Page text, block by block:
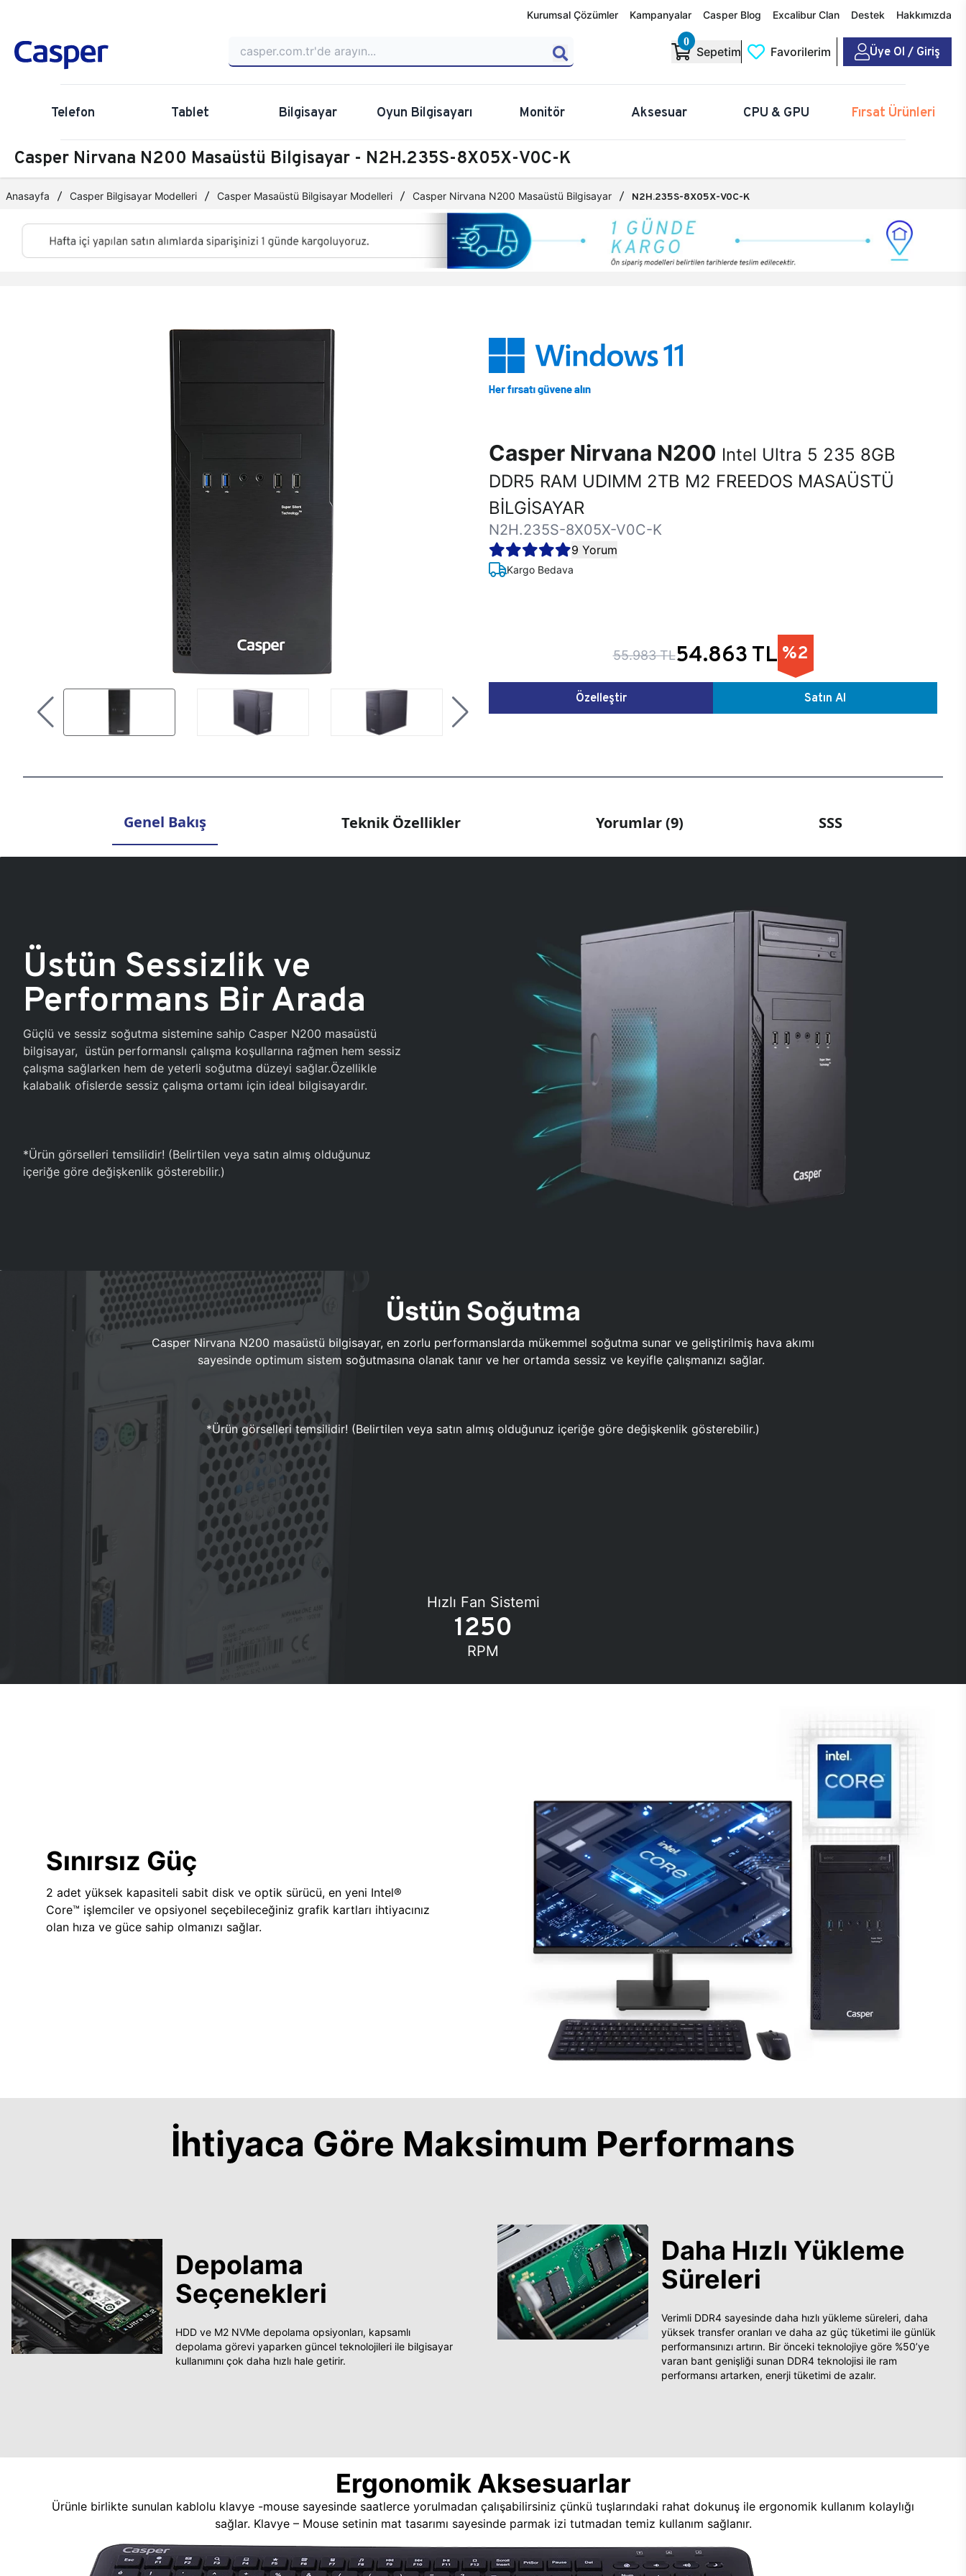
Kurumsal Çözümler Kampanyalar Casper Blog Excalibur Clan Destek Hakkımızda
0
Sepetim Favorilerim Üye Ol / Giriş
Telefon Tablet Bilgisayar Oyun Bilgisayarı Monitör Aksesuar CPU & GPU Fırsat Ürünleri
Casper Nirvana N200 Masaüstü Bilgisayar - N2H.235S-8X05X-V0C-K
Anasayfa Casper Bilgisayar Modelleri Casper Masaüstü Bilgisayar Modelleri Casper Nirvana N200 Masaüstü Bilgisayar N2H.235S-8X05X-V0C-K
Casper Nirvana N200 Intel Ultra 5 235 8GB
DDR5 RAM UDIMM 2TB M2 FREEDOS MASAÜSTÜ
BİLGİSAYAR
N2H.235S-8X05X-V0C-K
9 Yorum
Kargo Bedava
55.983 TL54.863 TL %2
Özelleştir Satın Al
Genel Bakış Teknik Özellikler Yorumlar (9) SSS
Üstün Sessizlik ve
Performans Bir Arada
Güçlü ve sessiz soğutma sistemine sahip Casper N200 masaüstü
bilgisayar, üstün performanslı çalışma koşullarına rağmen hem sessiz
çalışma sağlarken hem de yeterli soğutma düzeyi sağlar.Özellikle
kalabalık ofislerde sessiz çalışma ortamı için ideal bilgisayardır.
*Ürün görselleri temsilidir! (Belirtilen veya satın almış olduğunuz
içeriğe göre değişkenlik gösterebilir.)
Üstün Soğutma
Casper Nirvana N200 masaüstü bilgisayar, en zorlu performanslarda mükemmel soğutma sunar ve geliştirilmiş hava akımı
sayesinde optimum sistem soğutmasına olanak tanır ve her ortamda sessiz ve keyifle çalışmanızı sağlar.
*Ürün görselleri temsilidir! (Belirtilen veya satın almış olduğunuz içeriğe göre değişkenlik gösterebilir.)
Hızlı Fan Sistemi
1250
RPM
Sınırsız Güç
2 adet yüksek kapasiteli sabit disk ve optik sürücü, en yeni Intel®
Core™ işlemciler ve opsiyonel seçebileceğiniz grafik kartları ihtiyacınız
olan hıza ve güce sahip olmanızı sağlar.
İhtiyaca Göre Maksimum Performans
Depolama
Seçenekleri
HDD ve M2 NVMe depolama opsiyonları, kapsamlı
depolama görevi yaparken güncel teknolojileri ile bilgisayar
kullanımını çok daha hızlı hale getirir.
Daha Hızlı Yükleme
Süreleri
Verimli DDR4 sayesinde daha hızlı yükleme süreleri, daha
yüksek transfer oranları ve daha az güç tüketimi ile günlük
performansınızı artırın. Bir önceki teknolojiye göre %50’ye
varan bant genişliği sunan DDR4 teknolojisi ile ram
performansı artarken, enerji tüketimi de azalır.
Ergonomik Aksesuarlar
Ürünle birlikte sunulan kablolu klavye -mouse sayesinde saatlerce yorulmadan çalışabilirsiniz çünkü tuşlarındaki rahat dokunuş ile ergonomik kullanım kolaylığı
sağlar. Klavye – Mouse setinin mat tasarımı sayesinde parmak izi tutmadan temiz kullanım sağlanır.